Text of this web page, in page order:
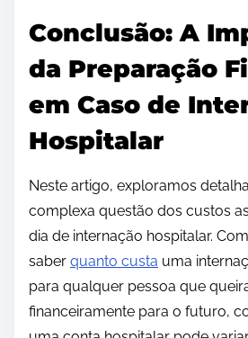
Conclusão: A
da Preparação
em Caso de
Hospitalar
Neste artigo, exploramos
complexa questão dos custos
dia de internação hospitalar.
saber quanto custa uma
para qualquer pessoa que
financeiramente para o futuro,